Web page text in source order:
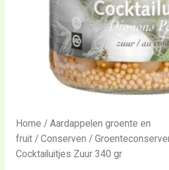
Home /Aardappelen groente en
fruit /Conserven /
Cocktailuitjes Zuur 340 gr